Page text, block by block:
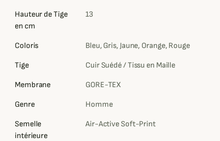
Hauteur de Tige
en cm
13
Coloris Bleu, Gris, Jaune, Orange, Rouge
Tige Cuir Suédé / Tissu en Maille
Membrane GORE-TEX
Genre Homme
Semelle
intérieure
Air-Active Soft-Print